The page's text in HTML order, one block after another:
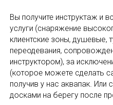
Вы получите инструктаж и
услуги (снаряжение
клиентские зоны, душевые,
переодевания,
инструктором), за
(которое можете сделать
получив у нас аквапак. Или
досками на берегу после